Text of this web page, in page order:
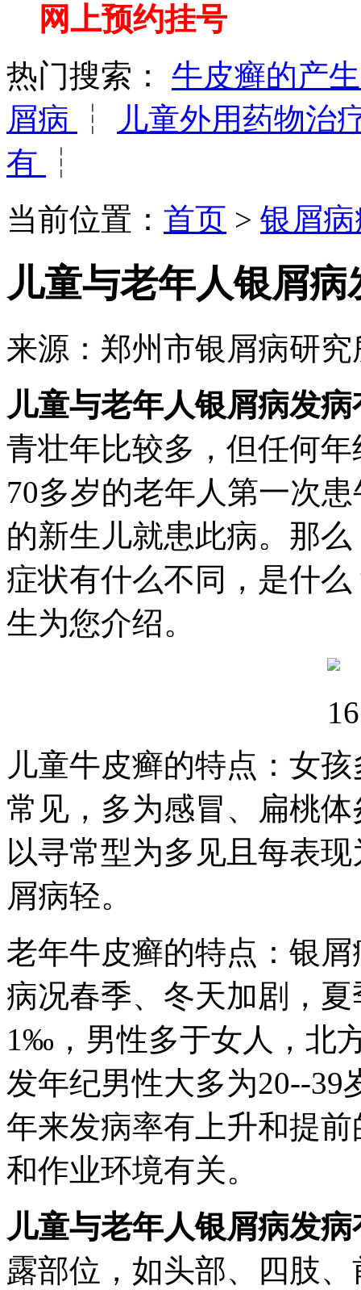
网上预约挂号
热门搜索：
牛皮癣的产
屑病
┆
儿童外用药物治
有
┆
当前位置： 首页 > 银屑
儿童与老年人银屑
来源：郑州市银屑病研
儿童与老年人银屑病发
青壮年比较多，但任何
70多岁的老年人第一次
的新生儿就患此病。那
症状有什么不同，是什么
生为您介绍。
儿童牛皮癣的特点：女
常见，多为感冒、扁桃
以寻常型为多见且每表
屑病轻。
老年牛皮癣的特点：银
病况春季、冬天加剧，
1‰，男性多于女人，北
发年纪男性大多为20--39
年来发病率有上升和提
和作业环境有关。
儿童与老年人银屑病发
露部位，如头部、四肢